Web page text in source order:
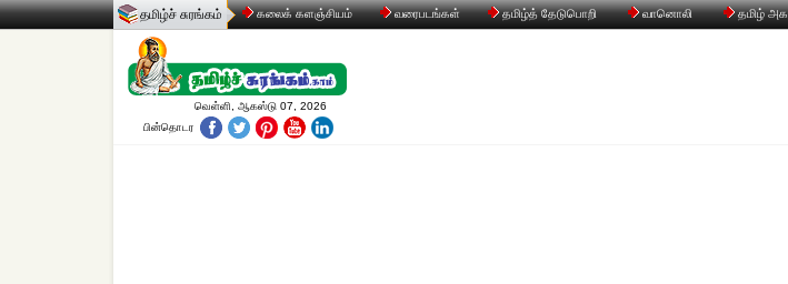
தமிழ்ச் சுரங்கம் கலைக் களஞ்சியம் வரைபடங்கள் தமிழ்த் தேடுபொறி வானொலி தமிழ்
வெள்ளி, ஆகஸ்டு 07, 2026
பின்தொடர